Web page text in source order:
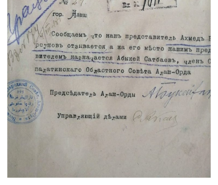
РАЗВЛЕЧЕНИЯ
OFFICIAL
Курултай
Язык
Қазақша Русский